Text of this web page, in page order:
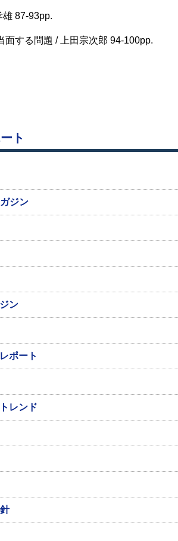
雄 87-93pp.
面する問題 / 上田宗次郎 94-100pp.
ト
ジン
ン
ポート
レンド